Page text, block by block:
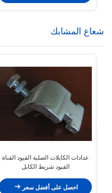
شعاع المشابك
عدادات الكابلات الصلبة القيود القناة
القيود شريط الكابل
احصل على أفضل سعر